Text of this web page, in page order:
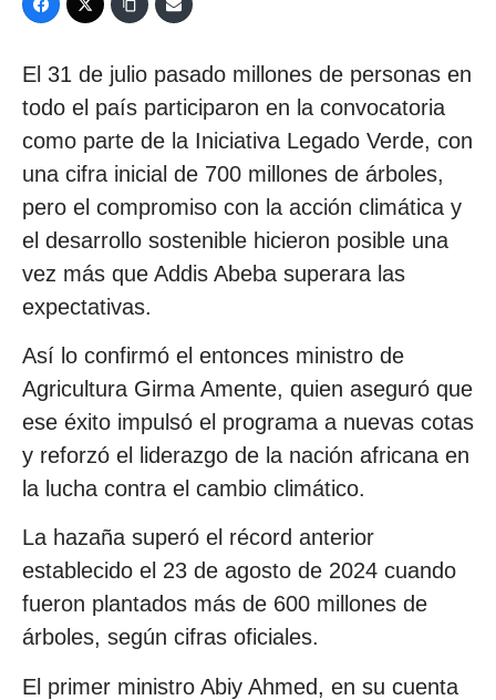
El 31 de julio pasado millones de personas en
todo el país participaron en la convocatoria
como parte de la Iniciativa Legado Verde, con
una cifra inicial de 700 millones de árboles,
pero el compromiso con la acción climática y
el desarrollo sostenible hicieron posible una
vez más que Addis Abeba superara las
expectativas.
Así lo confirmó el entonces ministro de
Agricultura Girma Amente, quien aseguró que
ese éxito impulsó el programa a nuevas cotas
y reforzó el liderazgo de la nación africana en
la lucha contra el cambio climático.
La hazaña superó el récord anterior
establecido el 23 de agosto de 2024 cuando
fueron plantados más de 600 millones de
árboles, según cifras oficiales.
El primer ministro Abiy Ahmed, en su cuenta